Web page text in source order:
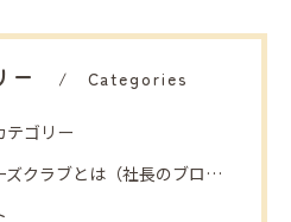
ー Categories
テゴリー
クラブとは（社長のブログ）